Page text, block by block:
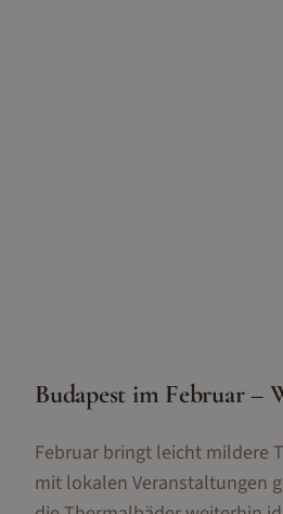
Budapest im Februar –
Februar bringt leicht mildere
mit lokalen Veranstaltungen